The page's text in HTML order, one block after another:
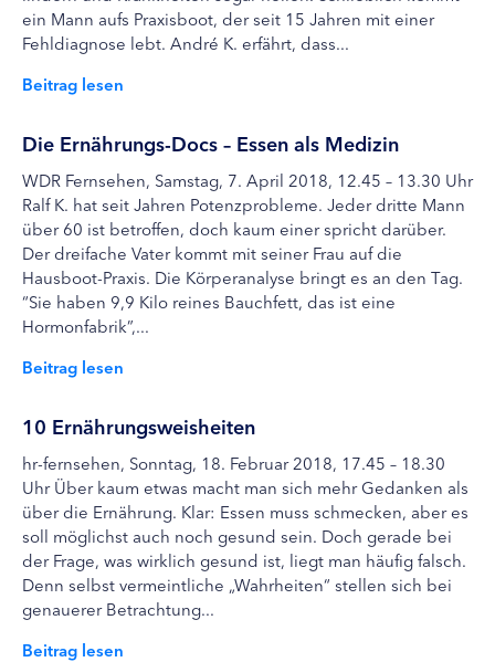
ein Mann aufs Praxisboot, der seit 15 Jahren mit einer
Fehldiagnose lebt. André K. erfährt, dass...
Beitrag lesen
Die Ernährungs-Docs – Essen als Medizin
WDR Fernsehen, Samstag, 7. April 2018, 12.45 – 13.30 Uhr
Ralf K. hat seit Jahren Potenzprobleme. Jeder dritte Mann
über 60 ist betroffen, doch kaum einer spricht darüber.
Der dreifache Vater kommt mit seiner Frau auf die
Hausboot-Praxis. Die Körperanalyse bringt es an den Tag.
“Sie haben 9,9 Kilo reines Bauchfett, das ist eine
Hormonfabrik”,...
Beitrag lesen
10 Ernährungsweisheiten
hr-fernsehen, Sonntag, 18. Februar 2018, 17.45 – 18.30
Uhr Über kaum etwas macht man sich mehr Gedanken als
über die Ernährung. Klar: Essen muss schmecken, aber es
soll möglichst auch noch gesund sein. Doch gerade bei
der Frage, was wirklich gesund ist, liegt man häufig falsch.
Denn selbst vermeintliche „Wahrheiten“ stellen sich bei
genauerer Betrachtung...
Beitrag lesen